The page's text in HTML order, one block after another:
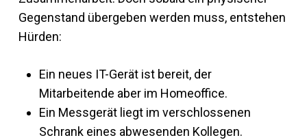
Gegenstand übergeben werden muss, entstehen
Hürden:
Ein neues IT-Gerät ist bereit, der
Mitarbeitende aber im Homeoffice.
Ein Messgerät liegt im verschlossenen
Schrank eines abwesenden Kollegen.